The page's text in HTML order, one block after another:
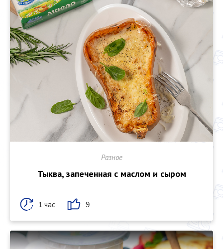
Разное
Тыква, запеченная с маслом и сыром
1 час 9